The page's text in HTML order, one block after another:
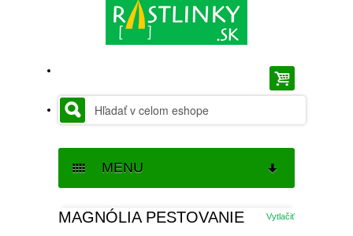
MENU
SEMENÁ
MAGNÓLIA PESTOVANIE Vytlačiť